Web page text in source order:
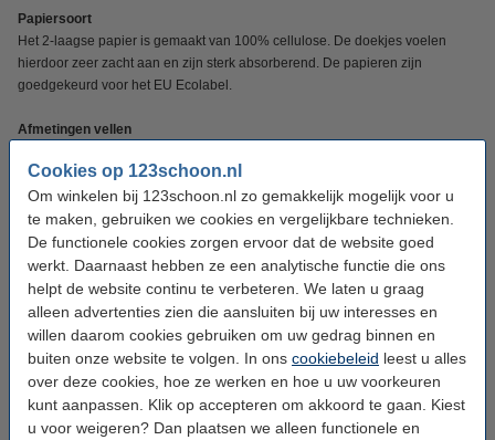
Cookies op 123schoon.nl
Om winkelen bij 123schoon.nl zo gemakkelijk mogelijk voor u
te maken, gebruiken we cookies en vergelijkbare technieken.
De functionele cookies zorgen ervoor dat de website goed
werkt. Daarnaast hebben ze een analytische functie die ons
helpt de website continu te verbeteren. We laten u graag
alleen advertenties zien die aansluiten bij uw interesses en
willen daarom cookies gebruiken om uw gedrag binnen en
buiten onze website te volgen. In ons cookiebeleid leest u alles
over deze cookies, hoe ze werken en hoe u uw voorkeuren
kunt aanpassen. Klik op accepteren om akkoord te gaan. Kiest
u voor weigeren? Dan plaatsen we alleen functionele en
Papiersoort
Het 2-laagse papier is gemaakt van 100% cellulose. De doekjes voelen
hierdoor zeer zacht aan en zijn sterk absorberend. De papieren zijn
goedgekeurd voor het EU Ecolabel.
Afmetingen vellen
Profiteer met dit mini-palletvoordeel en ontvang een pallet met 500 pakken
van 120 vellen.
Specificaties
Merk: 123schoon
2-laags
Soort: Handdoeken